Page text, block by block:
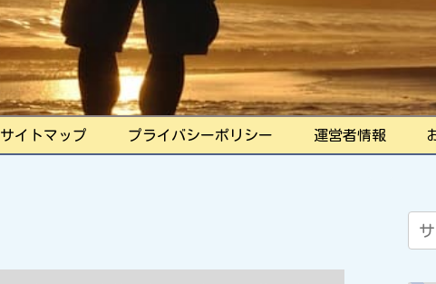
サイトマップ プライバシーポリシー 運営者情報